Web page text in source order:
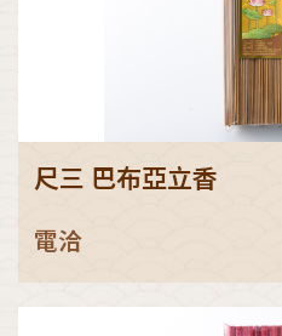
尺三 巴布亞立香
電洽